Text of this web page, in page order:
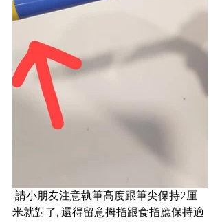
米就對了, 還得留意拇指跟食指應保持適